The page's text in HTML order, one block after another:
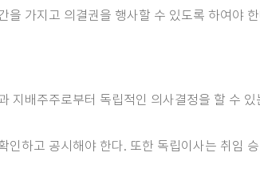
을 가지고 의결권을 행사할 수 있도록 하여야
지배주주로부터 독립적인 의사결정을 할 수 있
하고 공시해야 한다. 또한 독립이사는 취임